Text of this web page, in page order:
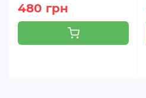
480 грн